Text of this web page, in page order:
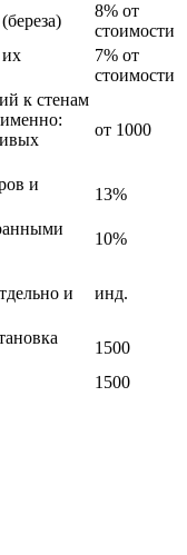
8% от
стоимости
их
7% от
стоимости
к стенам
от 1000
и
13%
10%
и
инд.
1500
1500